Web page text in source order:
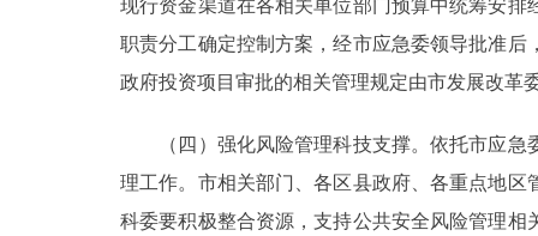
现行资金渠道在各相关单位部门预算中统筹安
职责分工确定控制方案，经市应急委领导批准
政府投资项目审批的相关管理规定由市发展改革
（四）强化风险管理科技支撑。依托市应急
理工作。市相关部门、各区县政府、各重点地
科委要积极整合资源，支持公共安全风险管理